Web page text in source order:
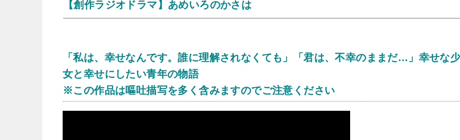
【創作ラジオドラマ】あめいろのかさは
「私は、幸せなんです。誰に理解されなくても」「君は、不幸のままだ…」幸せな
女と幸せにしたい青年の物語
※この作品は嘔吐描写を多く含みますのでご注意ください